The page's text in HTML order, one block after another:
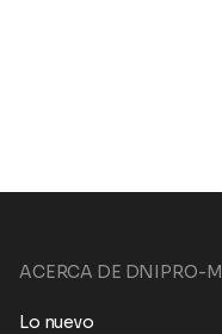
ACERCA DE DNIPRO-M
Lo nuevo